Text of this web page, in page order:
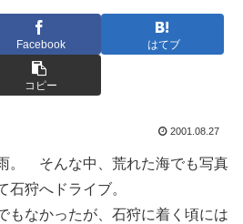
Facebook はてブ
コピー
2001.08.27
。 そんな中、荒れた海でも写真
石狩へドライブ。
もなかったが、石狩に着く頃には